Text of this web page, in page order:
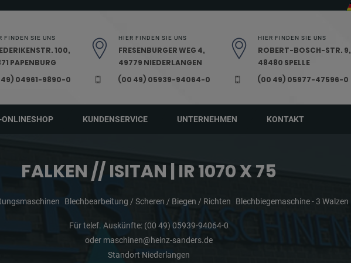
FINDEN SIE UNS
100,
PAPENBURG
04961-9890-0
HIER FINDEN SIE UNS
FRESENBURGER WEG 4,
49779 NIEDERLANGEN
(00 49) 05939-94064-0
HIER FINDEN SIE UNS
ROBERT-BOSCH-STR. 9,
48480 SPELLE
(00 49) 05977-47596-0
KUNDENSERVICE UNTERNEHMEN KONTAKT
FALKEN // ISITAN | IR 1070 X 75
Blechbearbeitung / Scheren / Biegen / Richten Blechbiegemaschine - 3 Walzen
Für telef. Auskünfte: (00 49) 05939-94064-0
oder maschinen@heinz-sanders.de
Standort Niederlangen